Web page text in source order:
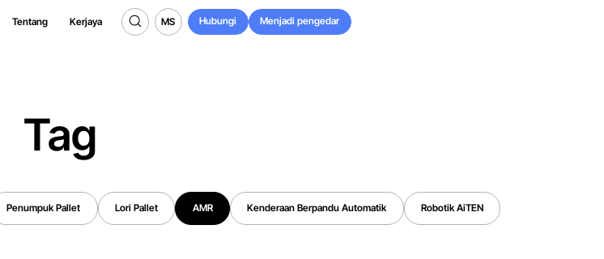
Tentang Kerjaya
MS
MS
Hubungi
Hubungi
Menjadi pengedar
Menjadi pengedar
Tag
Penumpuk Pallet
Lori Pallet
AMR
Kenderaan Berpandu Automatik
Robotik AiTEN